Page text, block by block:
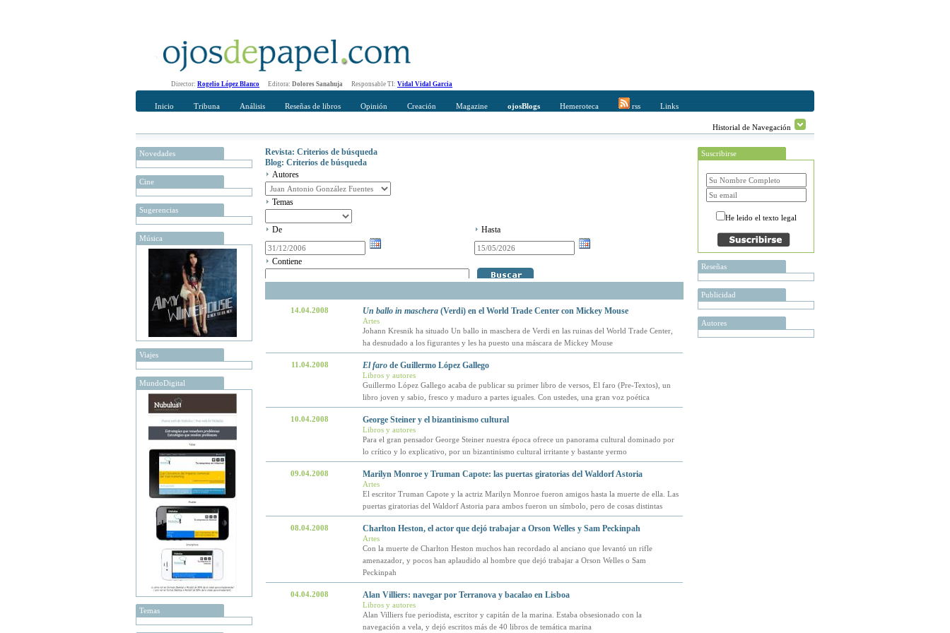
Director: Rogelio López Blanco Editora: Dolores Sanahuja Responsable TI: Vidal Vidal Garcia
Inicio Tribuna Análisis Reseñas de libros Opinión Creación Magazine ojosBlogs Hemeroteca rss Links
Historial de Navegación
Novedades
Cine
Sugerencias
Música
Viajes
MundoDigital
Temas
Revista: Criterios de búsqueda
Blog: Criterios de búsqueda
Autores
Temas
De Hasta
Contiene
14.04.2008 Un ballo in maschera(Verdi) en el World Trade Center con Mickey Mouse
Artes
Johann Kresnik ha situado Un ballo in maschera de Verdi en las ruinas del World Trade Center,
ha desnudado a los figurantes y les ha puesto una máscara de Mickey Mouse
11.04.2008 El farode Guillermo López Gallego
Libros y autores
Guillermo López Gallego acaba de publicar su primer libro de versos, El faro (Pre-Textos), un
libro joven y sabio, fresco y maduro a partes iguales. Con ustedes, una gran voz poética
10.04.2008 George Steiner y el bizantinismo cultural
Libros y autores
Para el gran pensador George Steiner nuestra época ofrece un panorama cultural dominado por
lo crítico y lo explicativo, por un bizantinismo cultural irritante y bastante yermo
09.04.2008 Marilyn Monroe y Truman Capote: las puertas giratorias del Waldorf Astoria
Artes
El escritor Truman Capote y la actriz Marilyn Monroe fueron amigos hasta la muerte de ella. Las
puertas giratorias del Waldorf Astoria para ambos fueron un símbolo, pero de cosas distintas
08.04.2008 Charlton Heston, el actor que dejó trabajar a Orson Welles y Sam Peckinpah
Artes
Con la muerte de Charlton Heston muchos han recordado al anciano que levantó un rifle
amenazador, y pocos han aplaudido al hombre que dejó trabajar a Orson Welles o Sam
Peckinpah
04.04.2008 Alan Villiers: navegar por Terranova y bacalao en Lisboa
Libros y autores
Alan Villiers fue periodista, escritor y capitán de la marina. Estaba obsesionado con la
navegación a vela, y dejó escritos más de 40 libros de temática marina
Suscribirse
He leido el texto legal
Reseñas
Publicidad
Autores